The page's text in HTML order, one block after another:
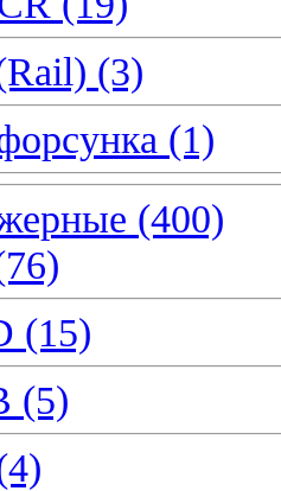
(3)
(1)
(400)
(15)
(5)